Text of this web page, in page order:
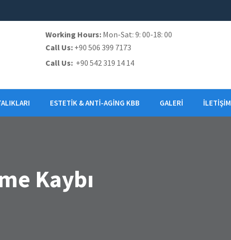
Working Hours: Mon-Sat: 9: 00-18: 00
Call Us: +90 506 399 7173
Call Us: +90 542 319 14 14
ESTETIK & ANTI-AGING KBB GALERI İLETIŞIM
Kaybı